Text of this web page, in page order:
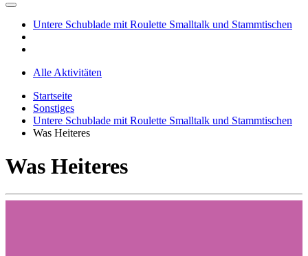
Untere Schublade mit Roulette Smalltalk und Stammtischen
Alle Aktivitäten
Startseite
Sonstiges
Untere Schublade mit Roulette Smalltalk und Stammtischen
Was Heiteres
Was Heiteres